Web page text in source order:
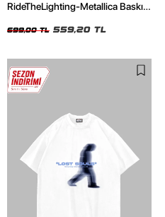
RideTheLighting-Metallica Baskılı
Tshirt
699,00 TL 559,20 TL